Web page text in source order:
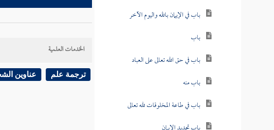
باب في الإيمان بالله واليوم الآخر
باب
باب في حق الله تعالى على العباد
باب منه
باب في طاعة المخلوقات لله تعالى
الخدمات العلمية
ترجمة علم عناوين